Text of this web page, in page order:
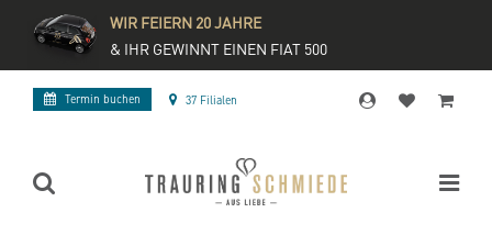
WIR FEIERN 20 JAHRE
& IHR GEWINNT EINEN FIAT 500
Termin buchen 37 Filialen